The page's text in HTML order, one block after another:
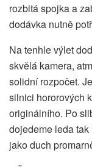
rozbitá spojka a
dodávka nutně
Na tenhle výlet
skvělá kamera,
solidní rozpočet.
silnici hororových
originálního. Po
dojedeme leda
jako duch